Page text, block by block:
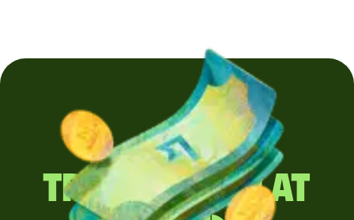
Trimiți regulat